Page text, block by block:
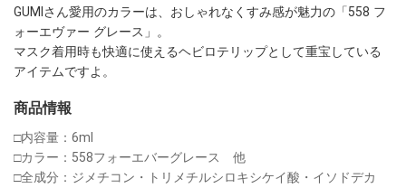
GUMIさん愛用のカラーは、おしゃれなくすみ感が魅力の「558 フ
ォーエヴァー グレース」。
マスク着用時も快適に使えるヘビロテリップとして重宝している
アイテムですよ。
商品情報
□内容量：6ml
□カラー：558フォーエバーグレース　他
□全成分：ジメチコン・トリメチルシロキシケイ酸・イソドデカ